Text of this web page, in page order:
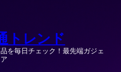
トレンド
を毎日チェック！最先端ガジェ